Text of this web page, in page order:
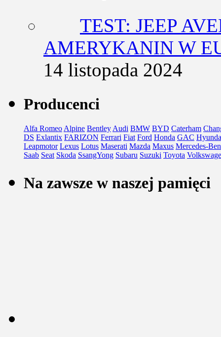
TEST: JEEP
AMERYKANIN W
14 listopada 2024
Producenci
Alfa Romeo Alpine Bentley Audi BMW BYD Caterham
DS Exlantix FARIZON Ferrari Fiat Ford Honda GAC
Leapmotor Lexus Lotus Maserati Mazda Maxus Mercedes-
Saab Seat Skoda SsangYong Subaru Suzuki Toyota
Na zawsze w naszej pamięci